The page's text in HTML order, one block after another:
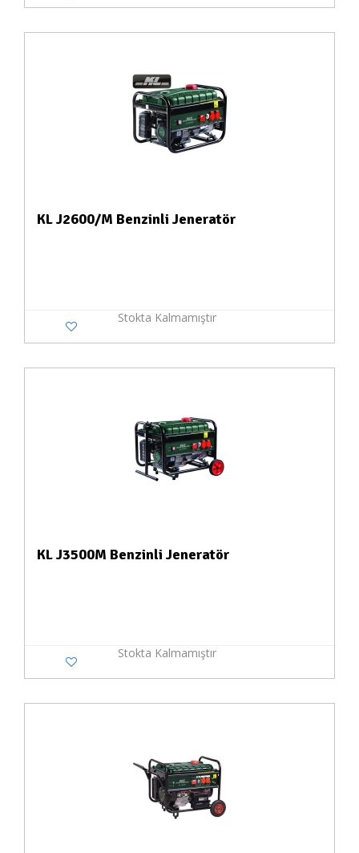
KL J2600/M Benzinli Jeneratör
Stokta Kalmamıştır
KL J3500M Benzinli Jeneratör
Stokta Kalmamıştır